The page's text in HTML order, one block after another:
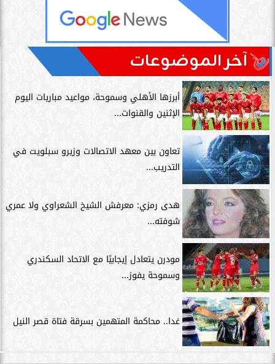
آخر الموضوعات
أبرزها الأهلي وسموحة، مواعيد مباريات اليوم
الإثنين والقنوات...
تعاون بين معهد الاتصالات وزيرو سبلويت في
التدريب...
هدى رمزي: معرفش الشيخ الشعراوي ولا عمري
شوفته...
مودرن يتعادل إيجابيًا مع الاتحاد السكندري
وسموحة يفوز...
غدا.. محاكمة المتهمين بسرقة فتاة قصر النيل